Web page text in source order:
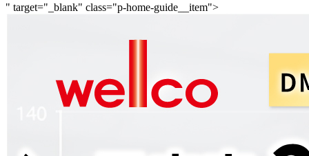
" target="_blank" class="p-home-guide__item">